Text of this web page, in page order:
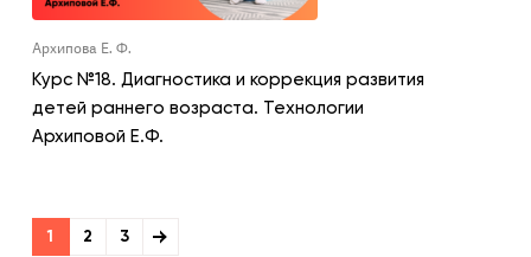
Архипова Е. Ф.
Курс №18. Диагностика и коррекция развития
детей раннего возраста. Технологии
Архиповой Е.Ф.
1 2 3